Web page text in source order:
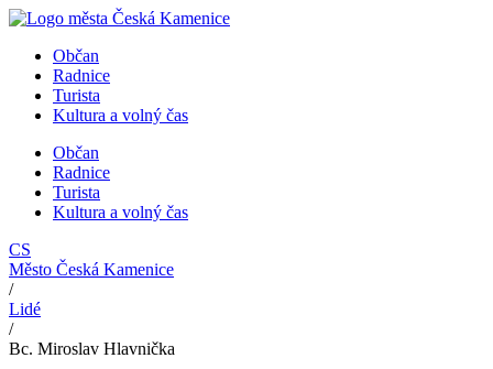
Přejít
obsahuObčan
Radnice
Turista
Kultura a volný čas
Občan
Radnice
Turista
Kultura a volný čas
CS
Město Česká Kamenice
/
Lidé
/
Bc. Miroslav Hlavnička